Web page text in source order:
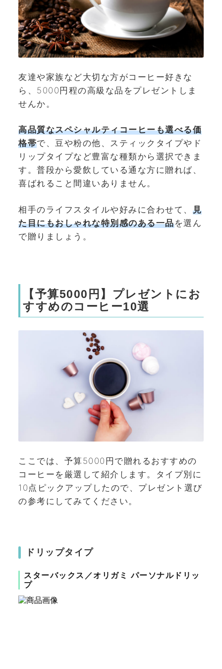
友達や家族など大切な方がコーヒー好きな
ら、5000円程の高級な品をプレゼントしま
せんか。
高品質なスペシャルティコーヒーも選べる価
格帯で、豆や粉の他、スティックタイプやド
リップタイプなど豊富な種類から選択できま
す。普段から愛飲している通な方に贈れば、
喜ばれること間違いありません。
相手のライフスタイルや好みに合わせて、 見
た目にもおしゃれな特別感のある一品を選ん
で贈りましょう。
【予算5000円】プレゼントにお
すすめのコーヒー10選
ここでは、予算5000円で贈れるおすすめの
コーヒーを厳選して紹介します。タイプ別に
10点ピックアップしたので、プレゼント選び
の参考にしてみてください。
ドリップタイプ
スターバックス／オリガミ パーソナルドリッ
プ